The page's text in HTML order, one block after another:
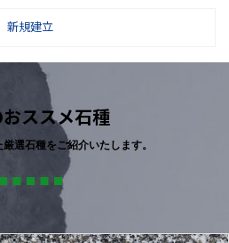
新規建立
おススメ石種
選石種をご紹介いたします。